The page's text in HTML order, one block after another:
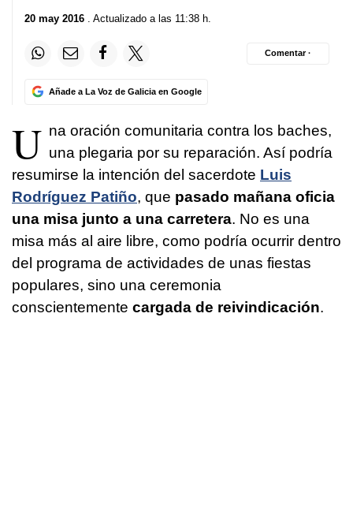
20 may 2016 . Actualizado a las 11:38 h.
Añade a La Voz de Galicia en Google
Comentar ·
U na oración comunitaria contra los baches,
una plegaria por su reparación. Así podría
resumirse la intención del sacerdote Luis
Rodríguez Patiño, que pasado mañana oficia
una misa junto a una carretera. No es una
misa más al aire libre, como podría ocurrir dentro
del programa de actividades de unas fiestas
populares, sino una ceremonia
conscientemente cargada de reivindicación.